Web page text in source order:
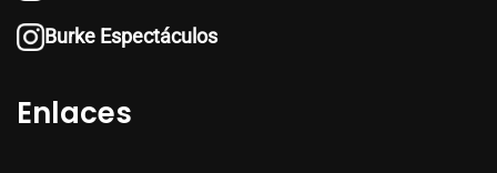
Burke Espectáculos
Enlaces